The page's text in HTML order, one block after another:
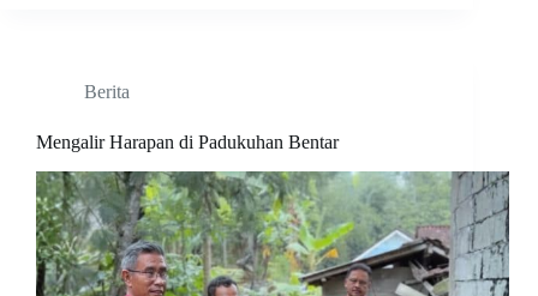
Berita
Mengalir Harapan di Padukuhan Bentar